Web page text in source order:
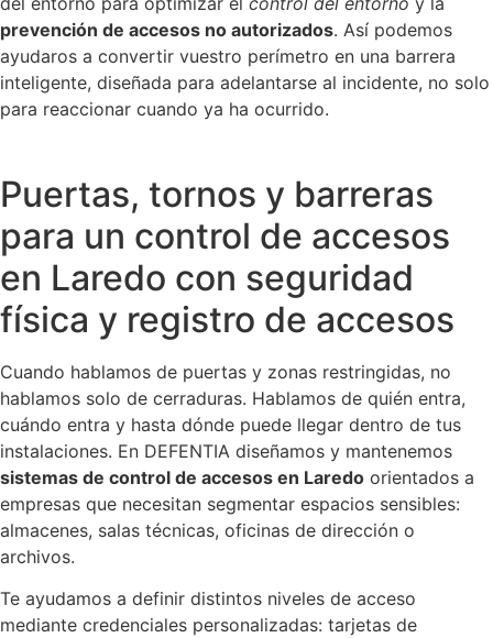
prevención de accesos no autorizados. Así podemos
ayudaros a convertir vuestro perímetro en una barrera
inteligente, diseñada para adelantarse al incidente, no solo
para reaccionar cuando ya ha ocurrido.
Puertas, tornos y barreras
para un control de accesos
en Laredo con seguridad
física y registro de accesos
Cuando hablamos de puertas y zonas restringidas, no
hablamos solo de cerraduras. Hablamos de quién entra,
cuándo entra y hasta dónde puede llegar dentro de tus
instalaciones. En DEFENTIA diseñamos y mantenemos
sistemas de control de accesos en Laredo orientados a
empresas que necesitan segmentar espacios sensibles:
almacenes, salas técnicas, oficinas de dirección o
archivos.
Te ayudamos a definir distintos niveles de acceso
mediante credenciales personalizadas: tarjetas de